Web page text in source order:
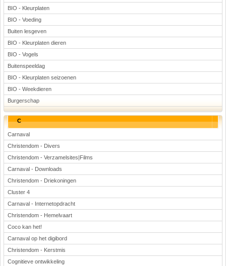
BIO - Kleurplaten
BIO - Voeding
Buiten lesgeven
BIO - Kleurplaten dieren
BIO - Vogels
Buitenspeeldag
BIO - Kleurplaten seizoenen
BIO - Weekdieren
Burgerschap
C
Carnaval
Christendom - Divers
Christendom - Verzamelsites|Films
Carnaval - Downloads
Christendom - Driekoningen
Cluster 4
Carnaval - Internetopdracht
Christendom - Hemelvaart
Coco kan het!
Carnaval op het digibord
Christendom - Kerstmis
Cognitieve ontwikkeling